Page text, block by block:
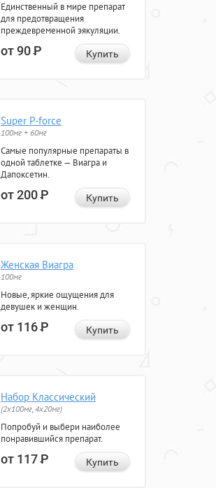
Единственный в мире препарат
для предотвращения
преждевременной эякуляции.
от 90Р Купить
Super P-force
100мг + 60мг
Самые популярные препараты в
одной таблетке — Виагра и
Дапоксетин.
от 200Р Купить
Женская Виагра
100мг
Новые, яркие ощущения для
девушек и женщин.
от 116Р Купить
Набор Классический
(2x100мг, 4x20мг)
Попробуй и выбери наиболее
понравившийся препарат.
от 117Р Купить